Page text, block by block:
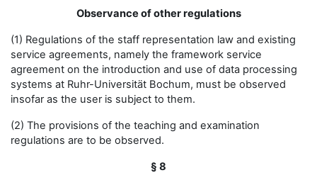
Observance of other regulations
(1) Regulations of the staff representation law and existing
service agreements, namely the framework service
agreement on the introduction and use of data processing
systems at Ruhr-Universität Bochum, must be observed
insofar as the user is subject to them.
(2) The provisions of the teaching and examination
regulations are to be observed.
§ 8